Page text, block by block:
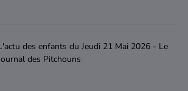
Pitchoun ?
des enfants du Jeudi 21 Mai 2026 - Le
des Pitchouns